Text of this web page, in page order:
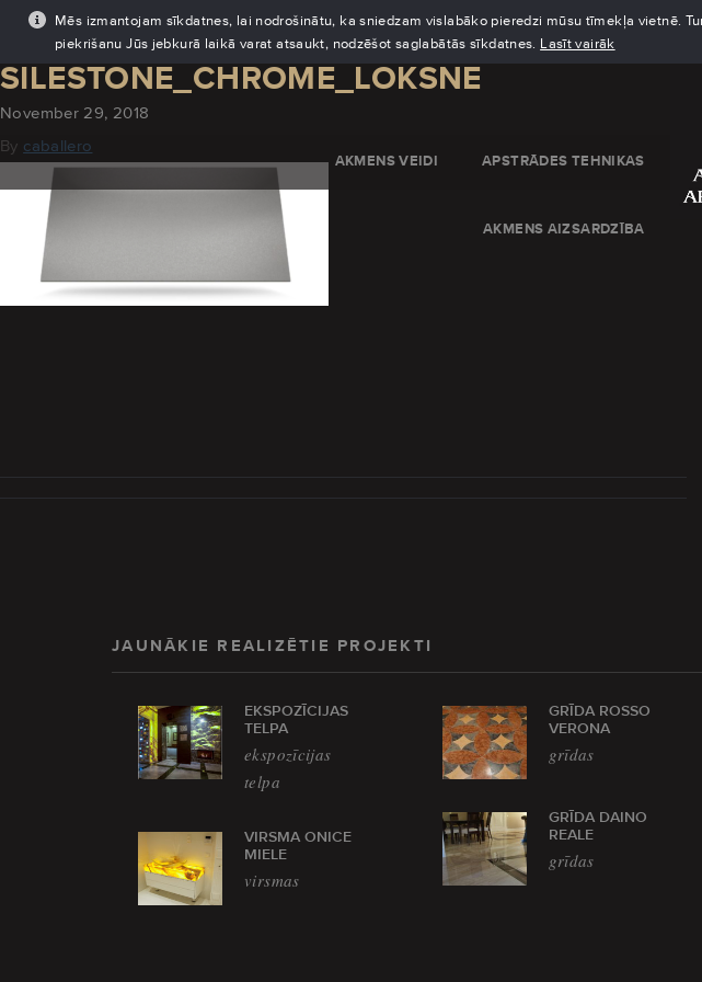
Mēs izmantojam sīkdatnes, lai nodrošinātu, ka sniedzam vislabāko pieredzi mūsu tīmekļa vietnē.
piekrišanu Jūs jebkurā laikā varat atsaukt, nodzēšot saglabātās sīkdatnes. Lasīt vairāk
AKMENS VEIDI APSTRĀDES TEHNIKAS
AKMENS AIZSARDZĪBA
SILESTONE_CHROME_LOKSNE
November 29, 2018
By caballero
JAUNĀKIE REALIZĒTIE PROJEKTI
EKSPOZĪCIJAS
TELPA
ekspozīcijas
telpa
VIRSMA ONICE
MIELE
virsmas
GRĪDA ROSSO
VERONA
grīdas
GRĪDA DAINO
REALE
grīdas